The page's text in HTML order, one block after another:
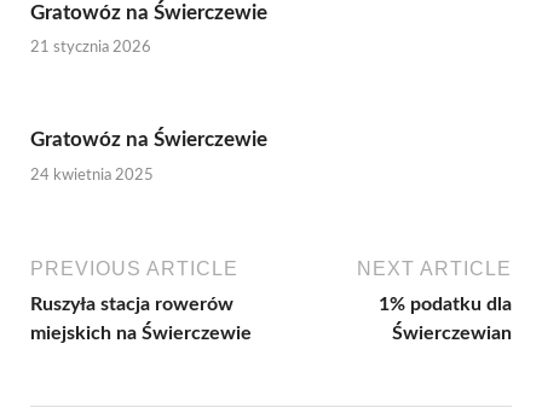
Gratowóz na Świerczewie
21 stycznia 2026
Gratowóz na Świerczewie
24 kwietnia 2025
PREVIOUS ARTICLE
Ruszyła stacja rowerów
miejskich na Świerczewie
NEXT ARTICLE
1% podatku dla
Świerczewian